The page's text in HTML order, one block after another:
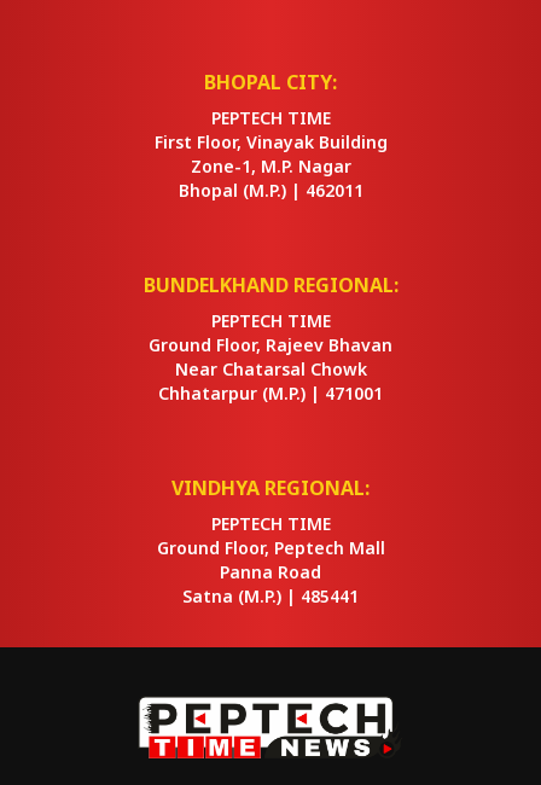
BHOPAL CITY:
PEPTECH TIME
First Floor, Vinayak Building
Zone-1, M.P. Nagar
Bhopal (M.P.) | 462011
BUNDELKHAND REGIONAL:
PEPTECH TIME
Ground Floor, Rajeev Bhavan
Near Chatarsal Chowk
Chhatarpur (M.P.) | 471001
VINDHYA REGIONAL:
PEPTECH TIME
Ground Floor, Peptech Mall
Panna Road
Satna (M.P.) | 485441